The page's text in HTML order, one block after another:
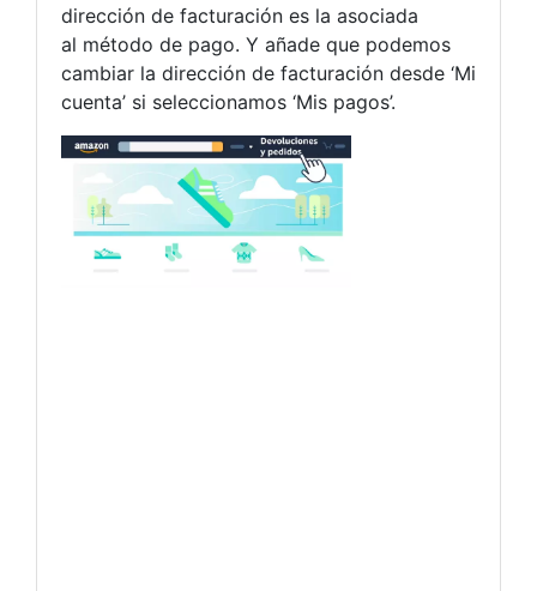
dirección de facturación es la asociada
al método de pago. Y añade que podemos
cambiar la dirección de facturación desde ‘Mi
cuenta’ si seleccionamos ‘Mis pagos’.